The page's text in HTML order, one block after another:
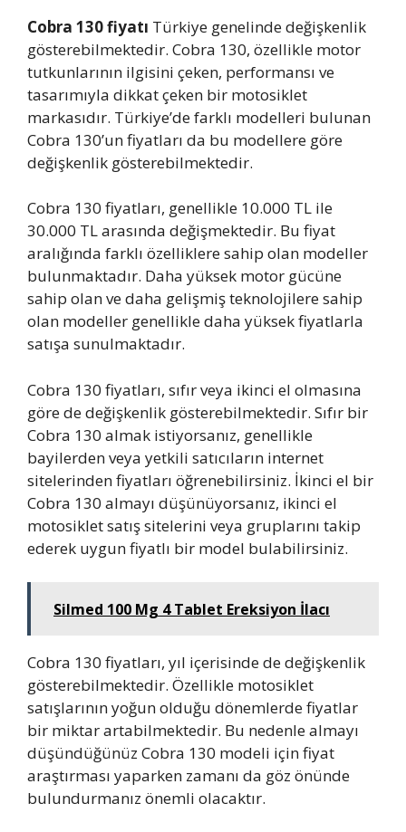
Cobra 130 fiyatı Türkiye genelinde değişkenlik
gösterebilmektedir. Cobra 130, özellikle motor
tutkunlarının ilgisini çeken, performansı ve
tasarımıyla dikkat çeken bir motosiklet
markasıdır. Türkiye’de farklı modelleri bulunan
Cobra 130’un fiyatları da bu modellere göre
değişkenlik gösterebilmektedir.
Cobra 130 fiyatları, genellikle 10.000 TL ile
30.000 TL arasında değişmektedir. Bu fiyat
aralığında farklı özelliklere sahip olan modeller
bulunmaktadır. Daha yüksek motor gücüne
sahip olan ve daha gelişmiş teknolojilere sahip
olan modeller genellikle daha yüksek fiyatlarla
satışa sunulmaktadır.
Cobra 130 fiyatları, sıfır veya ikinci el olmasına
göre de değişkenlik gösterebilmektedir. Sıfır bir
Cobra 130 almak istiyorsanız, genellikle
bayilerden veya yetkili satıcıların internet
sitelerinden fiyatları öğrenebilirsiniz. İkinci el bir
Cobra 130 almayı düşünüyorsanız, ikinci el
motosiklet satış sitelerini veya gruplarını takip
ederek uygun fiyatlı bir model bulabilirsiniz.
Silmed 100 Mg 4 Tablet Ereksiyon İlacı
Cobra 130 fiyatları, yıl içerisinde de değişkenlik
gösterebilmektedir. Özellikle motosiklet
satışlarının yoğun olduğu dönemlerde fiyatlar
bir miktar artabilmektedir. Bu nedenle almayı
düşündüğünüz Cobra 130 modeli için fiyat
araştırması yaparken zamanı da göz önünde
bulundurmanız önemli olacaktır.